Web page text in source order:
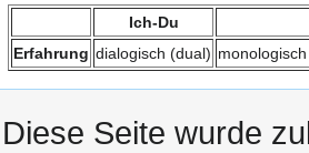
Ich-Du
Erfahrung dialogisch (dual)
Diese Seite wurde